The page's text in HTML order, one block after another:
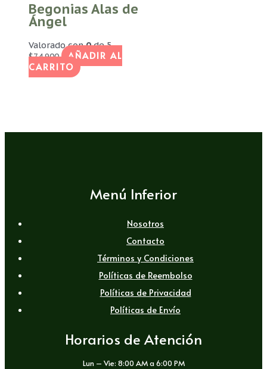
Begonias Alas de
Ángel
Valorado con0de 5
$74.900
AÑADIR AL
CARRITO
Menú Inferior
Nosotros
Contacto
Términos y Condiciones
Políticas de Reembolso
Políticas de Privacidad
Políticas de Envío
Horarios de Atención
Lun – Vie: 8:00 AM a 6:00 PM